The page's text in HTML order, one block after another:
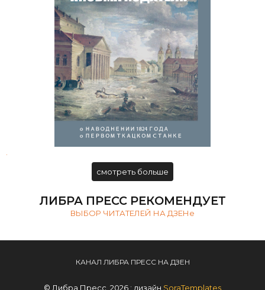
Александр Измайлов. Письма
издателя
смотреть больше
ЛИБРА ПРЕСС РЕКОМЕНДУЕТ
ВЫБОР ЧИТАТЕЛЕЙ НА ДЗЕНе
КАНАЛ ЛИБРА ПРЕСС НА ДЗЕН
© Либра Пресс, 2026 : дизайн SoraTemplates